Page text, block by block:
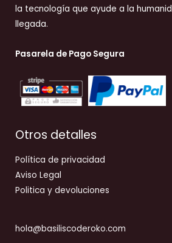
la tecnología que ayude a la
llegada.
Pasarela de Pago Segura
Otros detalles
Política de privacidad
Aviso Legal
Politica y devoluciones
hola@basiliscoderoko.com